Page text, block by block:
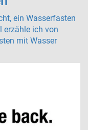
ein Wasserfasten
erzähle ich von
mit Wasser